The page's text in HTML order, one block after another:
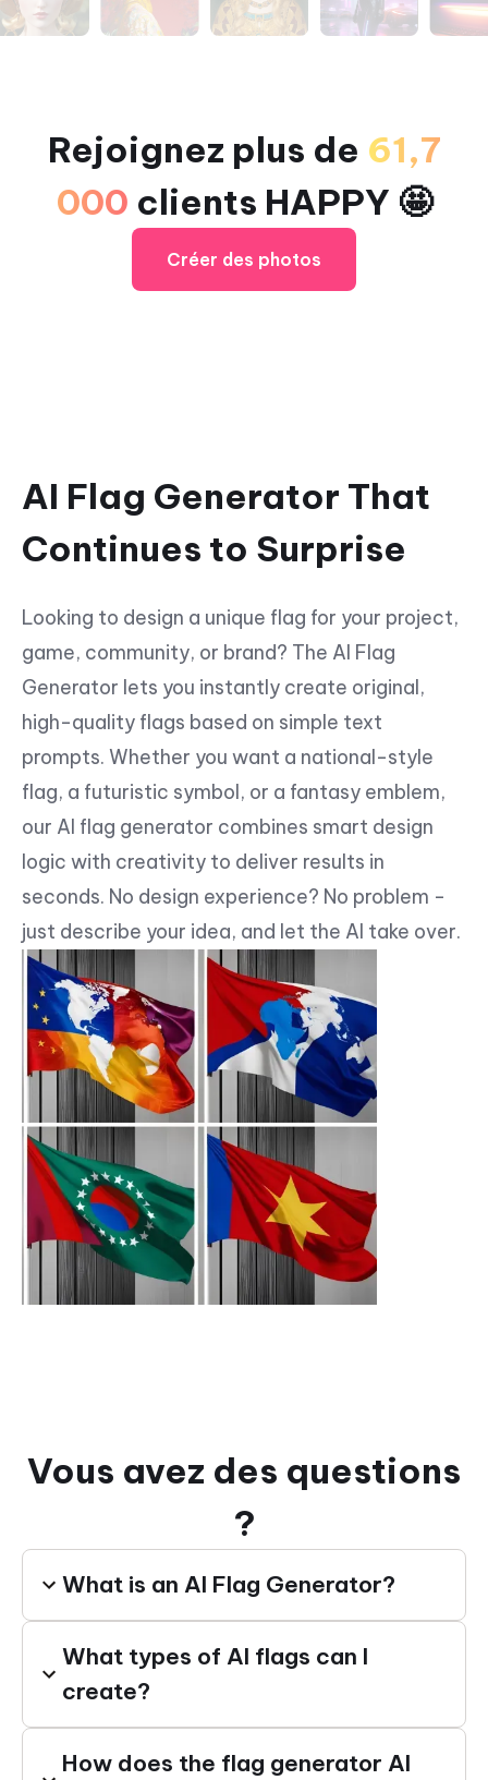
Rejoignez plus de 61,7
000 clients HAPPY 🤩
Créer des photos
AI Flag Generator That
Continues to Surprise
Looking to design a unique flag for your project,
game, community, or brand? The AI Flag
Generator lets you instantly create original,
high-quality flags based on simple text
prompts. Whether you want a national-style
flag, a futuristic symbol, or a fantasy emblem,
our AI flag generator combines smart design
logic with creativity to deliver results in
seconds. No design experience? No problem -
just describe your idea, and let the AI take over.
Vous avez des questions
?
What is an AI Flag Generator?
What types of AI flags can I
create?
How does the flag generator AI